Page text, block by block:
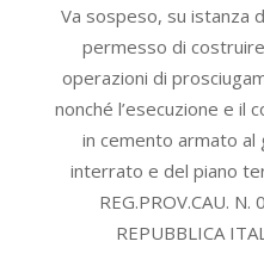
06-
Va sospeso, su istanza
permesso di
operazioni di
nonché l’esecuzione e il
in cemento armato al
interrato e del piano
REG.PROV.CAU.
REPUBBLICA